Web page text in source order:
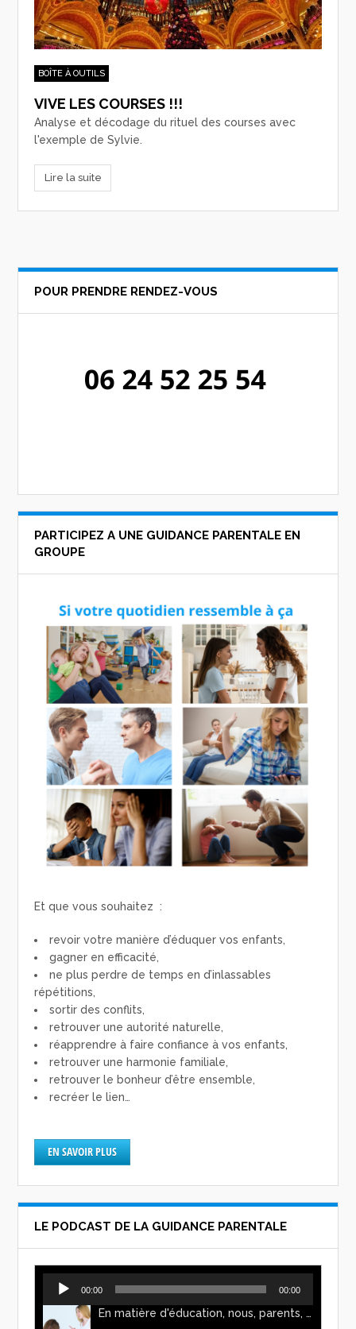
BOÎTE À OUTILS
VIVE LES COURSES !!!
Analyse et décodage du rituel des courses avec
l'exemple de Sylvie.
Lire la suite
POUR PRENDRE RENDEZ-VOUS
PARTICIPEZ A UNE GUIDANCE PARENTALE EN
GROUPE
Et que vous souhaitez :
revoir votre manière d’éduquer vos enfants,
gagner en efficacité,
ne plus perdre de temps en d’inlassables
répétitions,
sortir des conflits,
retrouver une autorité naturelle,
réapprendre à faire confiance à vos enfants,
retrouver une harmonie familiale,
retrouver le bonheur d’être ensemble,
recréer le lien…
EN SAVOIR PLUS
LE PODCAST DE LA GUIDANCE PARENTALE
Lecteur
audio
00:00 00:00
En matière d'éducation, nous, parents, avons l'impression de faire preuve d'autorité. Mais n'est-ce pas, parfois, plutôt un jeu de pouvoir ? Ce podcast vous permettra d'y voir plus clair !